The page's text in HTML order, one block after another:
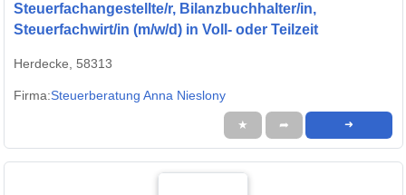
Steuerfachangestellte/r, Bilanzbuchhalter/in,
Steuerfachwirt/in (m/w/d) in Voll- oder Teilzeit
Herdecke, 58313
Firma:Steuerberatung Anna Nieslony
★ ➦ ➜